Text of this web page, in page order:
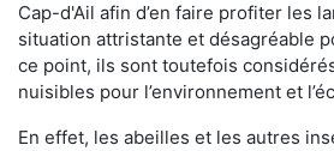
Cap-d'Ail afin d’en faire profiter les
situation attristante et désagréable
ce point, ils sont toutefois
nuisibles pour l’environnement et
En effet, les abeilles et les autres